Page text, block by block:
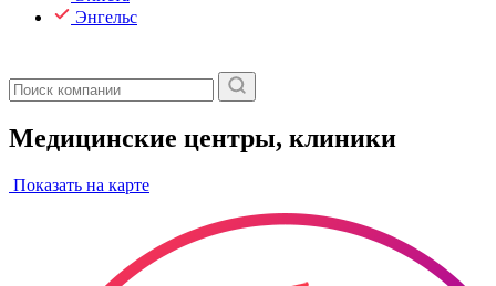
Энгельс
Медицинские центры, клиники
Показать на карте